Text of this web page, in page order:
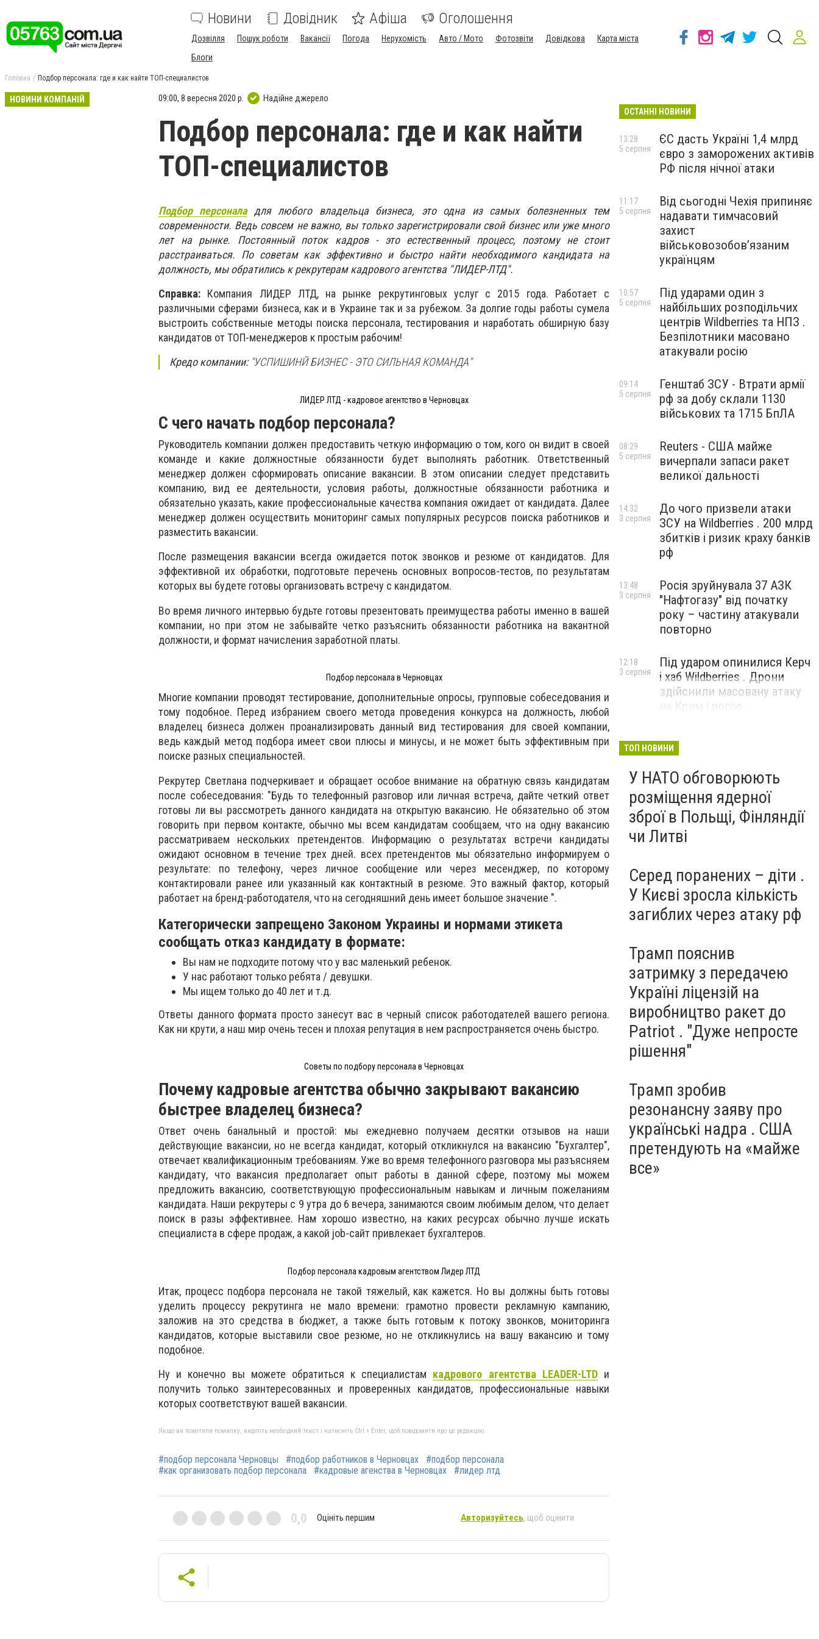
Новини Довідник Афіша Оголошення
Дозвілля Пошук роботи Вакансії Погода Нерухомість Авто / Мото Фотозвіти Довідкова
Карта міста
Блоги
Головна Подбор персонала: где и как найти ТОП-специалистов
НОВИНИ КОМПАНІЙ 09:00, 8 вересня 2020 р. Надійне джерело
Подбор персонала: где и как найти
ТОП-специалистов
Подбор персоналадля любого владельца бизнеса, это одна из самых болезненных тем
современности. Ведь совсем не важно, вы только зарегистрировали свой бизнес или уже много
лет на рынке. Постоянный поток кадров - это естественный процесс, поэтому не стоит
расстраиваться. По советам как эффективно и быстро найти необходимого кандидата на
должность, мы обратились к рекрутерам кадрового агентства "ЛИДЕР-ЛТД".
Справка: Компания ЛИДЕР ЛТД, на рынке рекрутинговых услуг с 2015 года. Работает с
различными сферами бизнеса, как и в Украине так и за рубежом. За долгие годы работы сумела
выстроить собственные методы поиска персонала, тестирования и наработать обширную базу
кандидатов от ТОП-менеджеров к простым рабочим!
Кредо компании:"УСПИШИНЙ БИЗНЕС - ЭТО СИЛЬНАЯ КОМАНДА"
ЛИДЕР ЛТД - кадровое агентство в Черновцах
С чего начать подбор персонала?
Руководитель компании должен предоставить четкую информацию о том, кого он видит в своей
команде и какие должностные обязанности будет выполнять работник. Ответственный
менеджер должен сформировать описание вакансии. В этом описании следует представить
компанию, вид ее деятельности, условия работы, должностные обязанности работника и
обязательно указать, какие профессиональные качества компания ожидает от кандидата. Далее
менеджер должен осуществить мониторинг самых популярных ресурсов поиска работников и
разместить вакансии.
После размещения вакансии всегда ожидается поток звонков и резюме от кандидатов. Для
эффективной их обработки, подготовьте перечень основных вопросов-тестов, по результатам
которых вы будете готовы организовать встречу с кандидатом.
Во время личного интервью будьте готовы презентовать преимущества работы именно в вашей
компании, но при этом не забывайте четко разъяснить обязанности работника на вакантной
должности, и формат начисления заработной платы.
Подбор персонала в Черновцах
Многие компании проводят тестирование, дополнительные опросы, групповые собеседования и
тому подобное. Перед избранием своего метода проведения конкурса на должность, любой
владелец бизнеса должен проанализировать данный вид тестирования для своей компании,
ведь каждый метод подбора имеет свои плюсы и минусы, и не может быть эффективным при
поиске разных специальностей.
Рекрутер Светлана подчеркивает и обращает особое внимание на обратную связь кандидатам
после собеседования: "Будь то телефонный разговор или личная встреча, дайте четкий ответ
готовы ли вы рассмотреть данного кандидата на открытую вакансию. Не обязательно об этом
говорить при первом контакте, обычно мы всем кандидатам сообщаем, что на одну вакансию
рассматриваем нескольких претендентов. Информацию о результатах встречи кандидаты
ожидают основном в течение трех дней. всех претендентов мы обязательно информируем о
результате: по телефону, через личное сообщение или через месенджер, по которому
контактировали ранее или указанный как контактный в резюме. Это важный фактор, который
работает на бренд-работодателя, что на сегодняшний день имеет большое значение ".
Категорически запрещено Законом Украины и нормами этикета
сообщать отказ кандидату в формате:
Вы нам не подходите потому что у вас маленький ребенок.
У нас работают только ребята / девушки.
Мы ищем только до 40 лет и т.д.
Ответы данного формата просто занесут вас в черный список работодателей вашего региона.
Как ни крути, а наш мир очень тесен и плохая репутация в нем распространяется очень быстро.
Советы по подбору персонала в Черновцах
Почему кадровые агентства обычно закрывают вакансию
быстрее владелец бизнеса?
Ответ очень банальный и простой: мы ежедневно получаем десятки отзывов на наши
действующие вакансии, но не всегда кандидат, который откликнулся на вакансию "Бухгалтер",
отвечает квалификационным требованиям. Уже во время телефонного разговора мы разъясняем
кандидату, что вакансия предполагает опыт работы в данной сфере, поэтому мы можем
предложить вакансию, соответствующую профессиональным навыкам и личным пожеланиям
кандидата. Наши рекрутеры с 9 утра до 6 вечера, занимаются своим любимым делом, что делает
поиск в разы эффективнее. Нам хорошо известно, на каких ресурсах обычно лучше искать
специалиста в сфере продаж, а какой job-сайт привлекает бухгалтеров.
Подбор персонала кадровым агентством Лидер ЛТД
Итак, процесс подбора персонала не такой тяжелый, как кажется. Но вы должны быть готовы
уделить процессу рекрутинга не мало времени: грамотно провести рекламную кампанию,
заложив на это средства в бюджет, а также быть готовым к потоку звонков, мониторинга
кандидатов, которые выставили свое резюме, но не откликнулись на вашу вакансию и тому
подобное.
Ну и конечно вы можете обратиться к специалистам кадрового агентства LEADER-LTDи
получить только заинтересованных и проверенных кандидатов, профессиональные навыки
которых соответствуют вашей вакансии.
Якщо ви помітили помилку, виділіть необхідний текст і натисніть Ctrl + Enter, щоб повідомити про це редакцію
#подбор персонала Черновцы #подбор работников в Черновцах
#подбор персонала
#как организовать подбор персонала
#кадровые агенства в Черновцах #лидер лтд
0,0 Оцініть першим Авторизуйтесь, щоб оцінити
ОСТАННІ НОВИНИ
ЄС дасть Україні 1,4 млрд
євро з заморожених активів
РФ після нічної атаки
13:28
5 серпня
Від сьогодні Чехія припиняє
надавати тимчасовий
захист
військовозобов’язаним
українцям
11:17
5 серпня
Під ударами один з
найбільших розподільчих
центрів Wildberries та НПЗ .
Безпілотники масовано
атакували росію
10:57
5 серпня
Генштаб ЗСУ - Втрати армії
рф за добу склали 1130
військових та 1715 БпЛА
09:14
5 серпня
Reuters - США майже
вичерпали запаси ракет
великої дальності
08:29
5 серпня
До чого призвели атаки
ЗСУ на Wildberries . 200 млрд
збитків і ризик краху банків
рф
14:32
3 серпня
Росія зруйнувала 37 АЗК
"Нафтогазу" від початку
року – частину атакували
повторно
13:48
3 серпня
Під ударом опинилися Керч
і хаб Wildberries . Дрони
здійснили масовану атаку
на Крим і росію
12:18
3 серпня
ТОП НОВИНИ
У НАТО обговорюють
розміщення ядерної
зброї в Польщі, Фінляндії
чи Литві
Серед поранених – діти .
У Києві зросла кількість
загиблих через атаку рф
Трамп пояснив
затримку з передачею
Україні ліцензій на
виробництво ракет до
Patriot . "Дуже непросте
рішення"
Трамп зробив
резонансну заяву про
українські надра . США
претендують на «майже
все»